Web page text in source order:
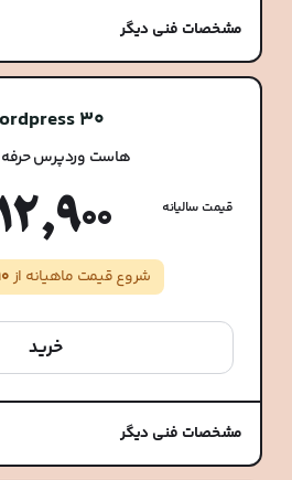
مشخصات فنی دیگر
30
هاست وردپرس حرفه
قیمت سالیانه
شروع قیمت ماهیانه از
خرید
مشخصات فنی دیگر